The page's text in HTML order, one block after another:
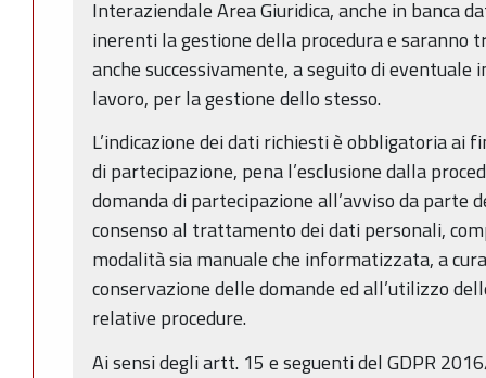
Interaziendale Area Giuridica, anche in banca
inerenti la gestione della procedura e
anche successivamente, a seguito di
lavoro, per la gestione dello stesso.
L’indicazione dei dati richiesti è obbligatoria ai
di partecipazione, pena l’esclusione dalla
domanda di partecipazione all’avviso da parte
consenso al trattamento dei dati personali,
modalità sia manuale che informatizzata, a
conservazione delle domande ed all’utilizzo
relative procedure.
Ai sensi degli artt. 15 e seguenti del GDPR